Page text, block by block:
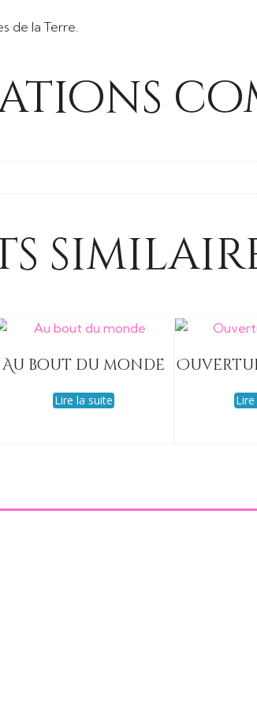
de la Terre.
Au bout du monde
Lire la suite